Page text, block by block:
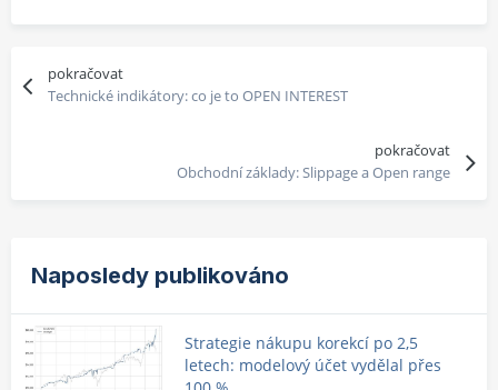
pokračovat
Technické indikátory: co je to OPEN INTEREST
pokračovat
Obchodní základy: Slippage a Open range
Naposledy publikováno
Strategie nákupu korekcí po 2,5
letech: modelový účet vydělal přes